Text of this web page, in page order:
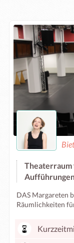
Theaterraum
DAS Margareten
Räumlichkeiten